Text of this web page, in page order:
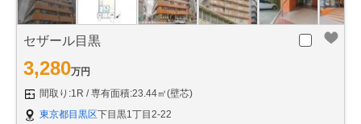
セザール目黒
3,280万円
間取り:1R
専有面積:23.44㎡(壁芯)
東京都目黒区下目黒1丁目2-22